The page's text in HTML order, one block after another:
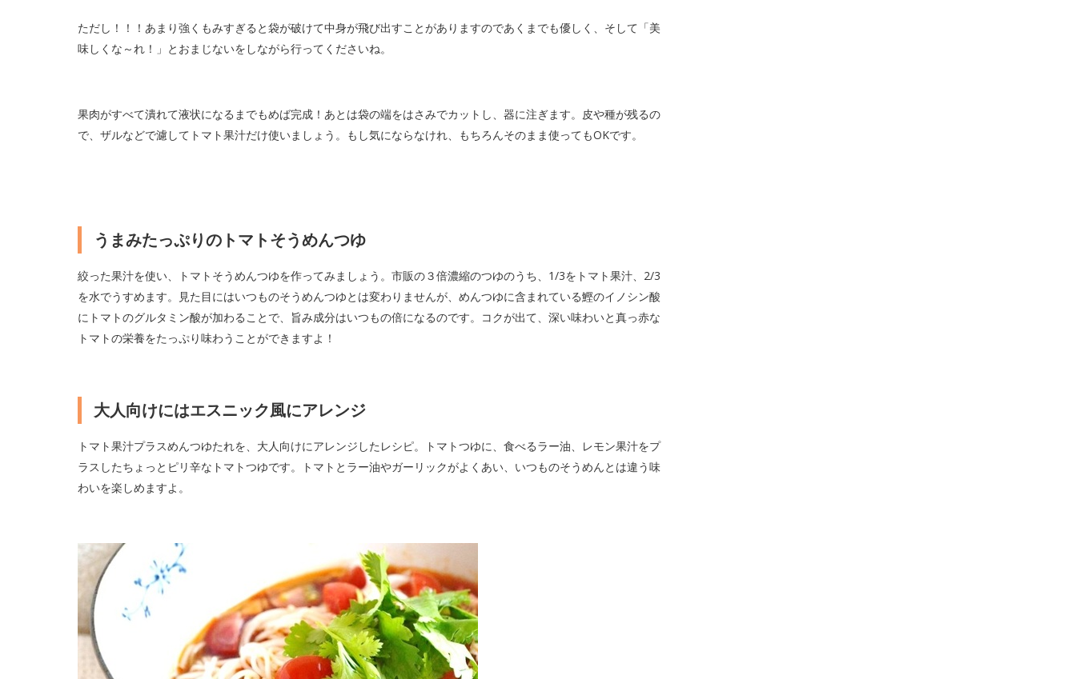
ただし！！！あまり強くもみすぎると袋が破けて中身が飛び出すことがありますのであくまでも優しく、そして「美
味しくな～れ！」とおまじないをしながら行ってくださいね。
果肉がすべて潰れて液状になるまでもめば完成！あとは袋の端をはさみでカットし、器に注ぎます。皮や種が残るの
で、ザルなどで濾してトマト果汁だけ使いましょう。もし気にならなけれ、もちろんそのまま使ってもOKです。
うまみたっぷりのトマトそうめんつゆ
絞った果汁を使い、トマトそうめんつゆを作ってみましょう。市販の３倍濃縮のつゆのうち、1/3をトマト果汁、2/3
を水でうすめます。見た目にはいつものそうめんつゆとは変わりませんが、めんつゆに含まれている鰹のイノシン酸
にトマトのグルタミン酸が加わることで、旨み成分はいつもの倍になるのです。コクが出て、深い味わいと真っ赤な
トマトの栄養をたっぷり味わうことができますよ！
大人向けにはエスニック風にアレンジ
トマト果汁プラスめんつゆたれを、大人向けにアレンジしたレシピ。トマトつゆに、食べるラー油、レモン果汁をプ
ラスしたちょっとピリ辛なトマトつゆです。トマトとラー油やガーリックがよくあい、いつものそうめんとは違う味
わいを楽しめますよ。